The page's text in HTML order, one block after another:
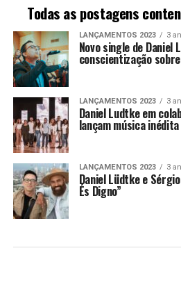
Todas as postagens
LANÇAMENTOS 2023 3
Novo single de
conscientização
LANÇAMENTOS 2023 3
Daniel Ludtke em
lançam música inédita
LANÇAMENTOS 2023 3
Daniel Lüdtke e
És Digno”